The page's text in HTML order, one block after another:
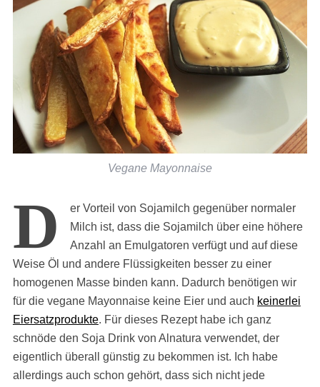
Vegane Mayonnaise
D
er Vorteil von Sojamilch gegenüber normaler
Milch ist, dass die Sojamilch über eine höhere
Anzahl an Emulgatoren verfügt und auf diese
Weise Öl und andere Flüssigkeiten besser zu einer
homogenen Masse binden kann. Dadurch benötigen wir
für die vegane Mayonnaise keine Eier und auch keinerlei
Eiersatzprodukte. Für dieses Rezept habe ich ganz
schnöde den Soja Drink von Alnatura verwendet, der
eigentlich überall günstig zu bekommen ist. Ich habe
allerdings auch schon gehört, dass sich nicht jede